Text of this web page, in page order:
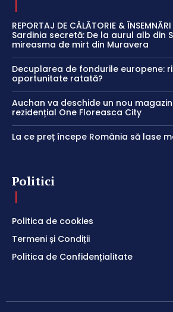
REPORTAJ DE CĂLĂTORIE &
Sardinia secretă: De la aurul alb din
mireasma de mirt din Muravera
Decuplarea de fondurile europene:
oportunitate ratată?
Auchan va deschide un nou
rezidențial One Floreasca City
La ce preț începe România să lase
Politici
Politica de cookies
Termeni și Condiții
Politica de Confidențialitate